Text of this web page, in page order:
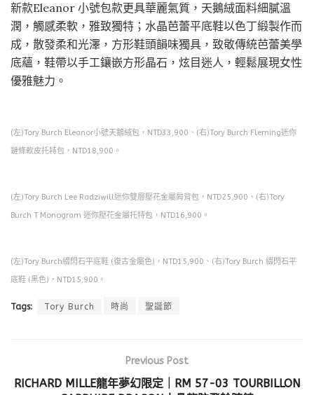
新款Eleanor 小號包款更具華麗氣質，天鵝絨面料細膩溫
潤，觸感柔軟，雅致獨特；水晶芭蕾平底鞋以色丁緞製作而
成，散發柔和光澤，方形鞋頭韻味獨具，致敬傳統芭蕾美學
底蘊，鞋帶以手工鑲嵌方形晶石，炫目迷人，輕鬆展現女性
優雅魅力。
(左)Tory Burch Eleanor小號天鵝絨包，NTD33,900、(右)Tory Burch Fleming迷你
鏈條軟皮托特包，NTD18,900。
(左)Tory Burch Lee Radziwill迷你雙層壓花金屬肩背包，NTD25,900、(右)Tory
Burch T Monogram 迷你壓花金屬托特包，NTD16,900。
(左)Tory Burch綴閃石平底鞋 (復古金屬色)，NTD15,900、(右)Tory Burch 綴閃石平
底鞋 (黑色)，NTD15,900。
Tags: Tory Burch 時尚 聖誕節
Previous Post
RICHARD MILLE龍年夢幻限定｜RM 57-03 TOURBILLON